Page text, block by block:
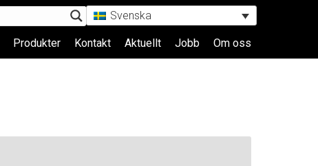
Svenska
Produkter Kontakt Aktuellt Jobb Om oss